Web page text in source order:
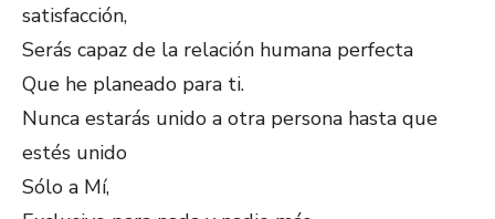
satisfacción,
Serás capaz de la relación humana perfecta
Que he planeado para ti.
Nunca estarás unido a otra persona hasta que
estés unido
Sólo a Mí,